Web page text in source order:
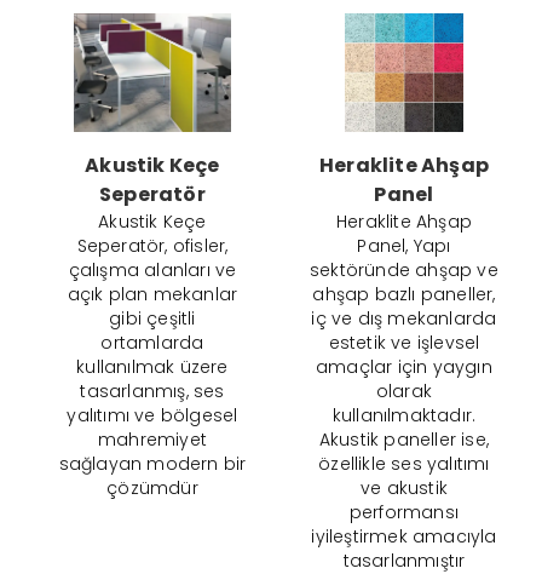
Akustik Keçe
Seperatör
Akustik Keçe
Seperatör, ofisler,
çalışma alanları ve
açık plan mekanlar
gibi çeşitli
ortamlarda
kullanılmak üzere
tasarlanmış, ses
yalıtımı ve bölgesel
mahremiyet
sağlayan modern bir
çözümdür
Heraklite Ahşap
Panel
Heraklite Ahşap
Panel, Yapı
sektöründe ahşap ve
ahşap bazlı paneller,
iç ve dış mekanlarda
estetik ve işlevsel
amaçlar için yaygın
olarak
kullanılmaktadır.
Akustik paneller ise,
özellikle ses yalıtımı
ve akustik
performansı
iyileştirmek amacıyla
tasarlanmıştır